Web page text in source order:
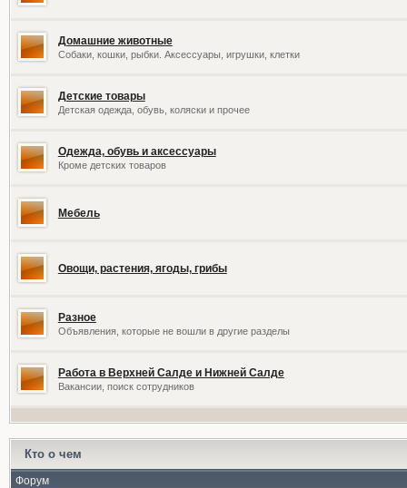
Домашние животные
Собаки, кошки, рыбки. Аксессуары, игрушки, клетки
Детские товары
Детская одежда, обувь, коляски и прочее
Одежда, обувь и аксессуары
Кроме детских товаров
Мебель
Овощи, растения, ягоды, грибы
Разное
Объявления, которые не вошли в другие разделы
Работа в Верхней Салде и Нижней Салде
Вакансии, поиск сотрудников
Кто о чем
Форум